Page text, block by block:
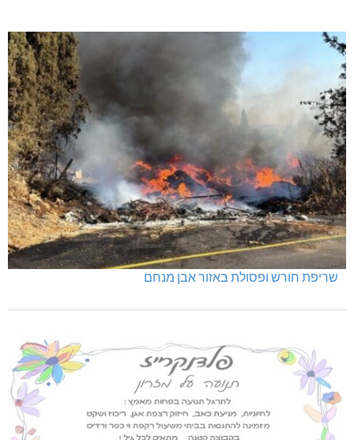
שריפת חורש ופסולת באזור אבן מנחם